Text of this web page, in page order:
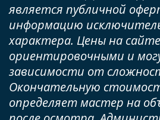
является публичной
информацию
характера. Цены на
ориентировочными и
зависимости от
Окончательную
определяет мастер на